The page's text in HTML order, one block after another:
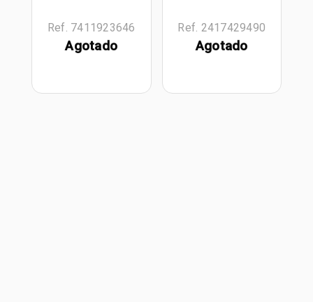
Ref. 7411923646
Agotado
Ref. 2417429490
Agotado